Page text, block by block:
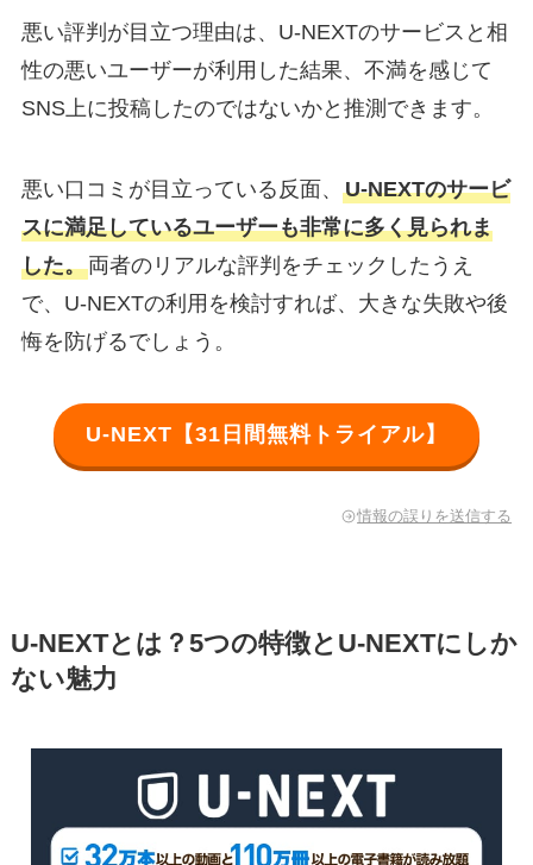
悪い評判が目立つ理由は、U-NEXTのサービスと相
性の悪いユーザーが利用した結果、不満を感じて
SNS上に投稿したのではないかと推測できます。
悪い口コミが目立っている反面、 U-NEXTのサービ
スに満足しているユーザーも非常に多く見られま
した。両者のリアルな評判をチェックしたうえ
で、U-NEXTの利用を検討すれば、大きな失敗や後
悔を防げるでしょう。
U-NEXT【31日間無料トライアル】
情報の誤りを送信する
U-NEXTとは？5つの特徴とU-NEXTにしか
ない魅力